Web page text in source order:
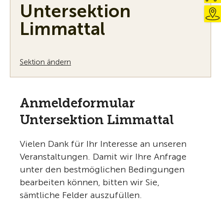
Untersektion
Limmattal
Sektion ändern
Anmeldeformular
Untersektion Limmattal
Vielen Dank für Ihr Interesse an unseren
Veranstaltungen. Damit wir Ihre Anfrage
unter den bestmöglichen Bedingungen
bearbeiten können, bitten wir Sie,
sämtliche Felder auszufüllen.